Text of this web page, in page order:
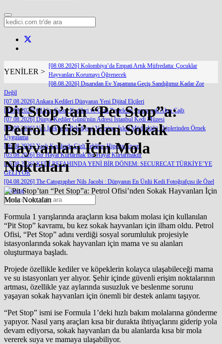
YENİLER >
[08.08.2026] Kolombiya’da Empati Artık Müfredatta: Çocuklar
Hayvanları Korumayı Öğrenecek
[08.08.2026] Dışarıdan Ev Yaşamına Geçiş Sandığımız Kadar Zor
Değil
[07.08.2026] Ankara Kedileri Dünyanın Yeni Dijital Elçileri
[07.08.2026] CIA’in Casus Kedileri ve Gizli Projelerin Paranoyak Altın Çağı
[07.08.2026] Dünya Kediler Günü'nün Adresi İstanbul Kedi Müzesi
[06.08.2026] Van İpekyolu Belediyesi Veteriner İşleri Müdürlüğü Ekiplerinden Örnek
Uygulama
[06.08.2026] Yaşlı Kedilerde Gizli Tehlike: Hipertansiyon
[05.08.2026] Bir Hayat Kurtarmak Bir Hayat Kurtarmaktır
[05.08.2026] KEDİ REFAHINDA YENİ BİR DÖNEM: SECURECAT TÜRKİYE’YE
GELİYOR
[04.08.2026] The Catographer Nils Jacobi : Dünyanın En Ünlü Kedi Fotoğrafçısı ile Özel
Röportaj
Pit Stop’tan “Pet Stop”a:
Petrol Ofisi’nden Sokak
Hayvanları İçin Mola
Noktaları
Formula 1 yarışlarında araçların kısa bakım molası için kullanılan
“Pit Stop” kavramı, bu kez sokak hayvanları için ilham oldu. Petrol
Ofisi, “Pet Stop” adını verdiği sosyal sorumluluk projesiyle
istasyonlarında sokak hayvanları için mama ve su alanları
oluşturmaya başladı.
Projede özellikle kediler ve köpeklerin kolayca ulaşabileceği mama
ve su istasyonları yer alıyor. Şehir içinde güvenli erişim noktalarının
artması, özellikle yaz aylarında susuzluk ve beslenme sorunu
yaşayan sokak hayvanları için önemli bir destek anlamı taşıyor.
“Pet Stop” ismi ise Formula 1’deki hızlı bakım molalarına gönderme
yapıyor. Nasıl yarış araçları kısa bir durakta ihtiyaçlarını giderip yola
devam ediyorsa, sokak hayvanları da bu alanlarda kısa bir mola
vererek suya ve mamaya ulaşabiliyor.